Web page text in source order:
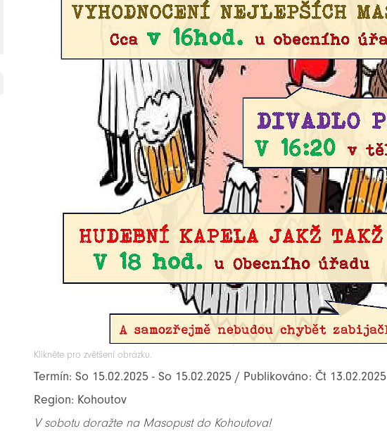
Klikněte pro zvětšení obrázku.
Termín: So 15.02.2025 - So 15.02.2025 / Publikováno: Čt 13.02.2025
Region: Kohoutov
V sobotu doražte na Masopust do Kohoutova!